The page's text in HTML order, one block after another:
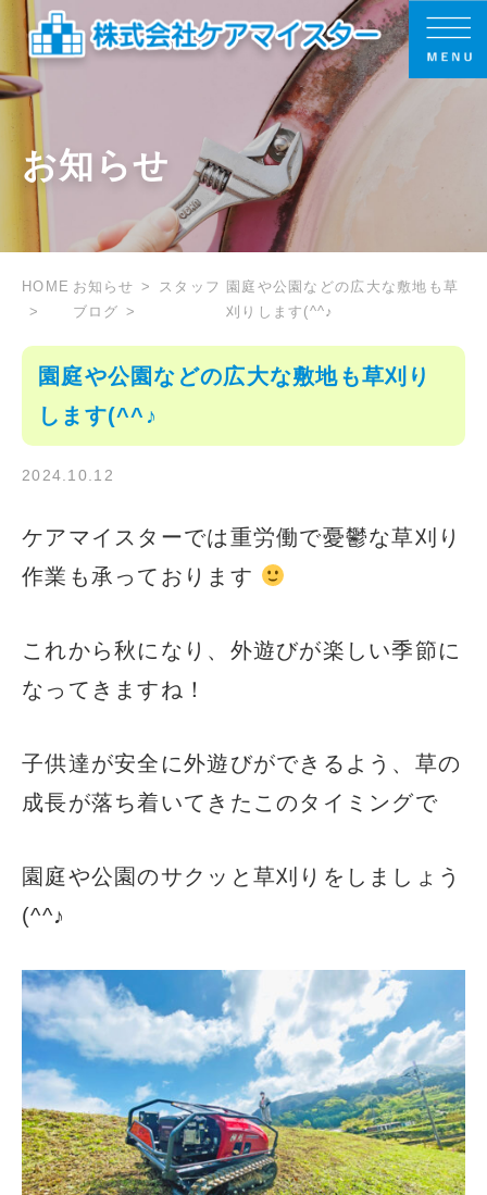
お知らせ
HOME お知らせ
スタッフ
ブログ
園庭や公園などの広大な敷地も草
刈りします(^^♪
園庭や公園などの広大な敷地も草刈り
します(^^♪
2024.10.12
ケアマイスターでは重労働で憂鬱な草刈り
作業も承っております
これから秋になり、外遊びが楽しい季節に
なってきますね！
子供達が安全に外遊びができるよう、草の
成長が落ち着いてきたこのタイミングで
園庭や公園のサクッと草刈りをしましょう
(^^♪